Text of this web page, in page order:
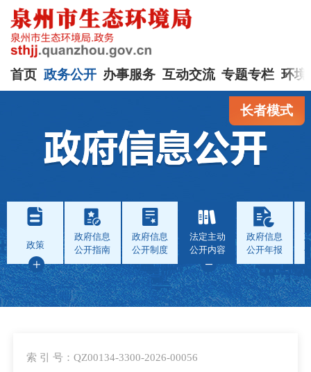
首页 政务公开 办事服务 互动交流 专题专栏 环境
长者模式
政策
政府信息
公开指南
政府信息
公开制度
法定主动
公开内容
政府信息
公开年报
索 引 号：QZ00134-3300-2026-00056